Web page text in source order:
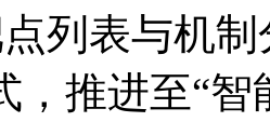
列表与机制
，推进至“